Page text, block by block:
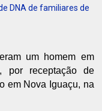
DNA de familiares de
um homem em
por receptação de
em Nova Iguaçu, na